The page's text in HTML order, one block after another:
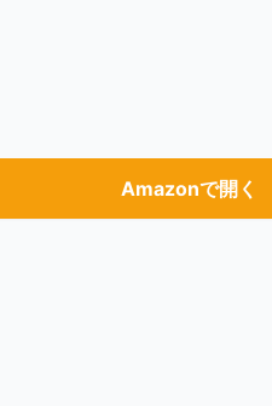
Amazonで開く